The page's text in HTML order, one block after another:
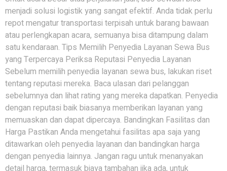
menjadi solusi logistik yang sangat efektif. Anda tidak perlu
repot mengatur transportasi terpisah untuk barang bawaan
atau perlengkapan acara, semuanya bisa ditampung dalam
satu kendaraan. Tips Memilih Penyedia Layanan Sewa Bus
yang Terpercaya Periksa Reputasi Penyedia Layanan
Sebelum memilih penyedia layanan sewa bus, lakukan riset
tentang reputasi mereka. Baca ulasan dari pelanggan
sebelumnya dan lihat rating yang mereka dapatkan. Penyedia
dengan reputasi baik biasanya memberikan layanan yang
memuaskan dan dapat dipercaya. Bandingkan Fasilitas dan
Harga Pastikan Anda mengetahui fasilitas apa saja yang
ditawarkan oleh penyedia layanan dan bandingkan harga
dengan penyedia lainnya. Jangan ragu untuk menanyakan
detail harga, termasuk biaya tambahan jika ada, untuk